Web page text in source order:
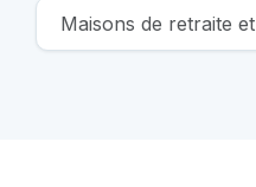
Maisons de retraite